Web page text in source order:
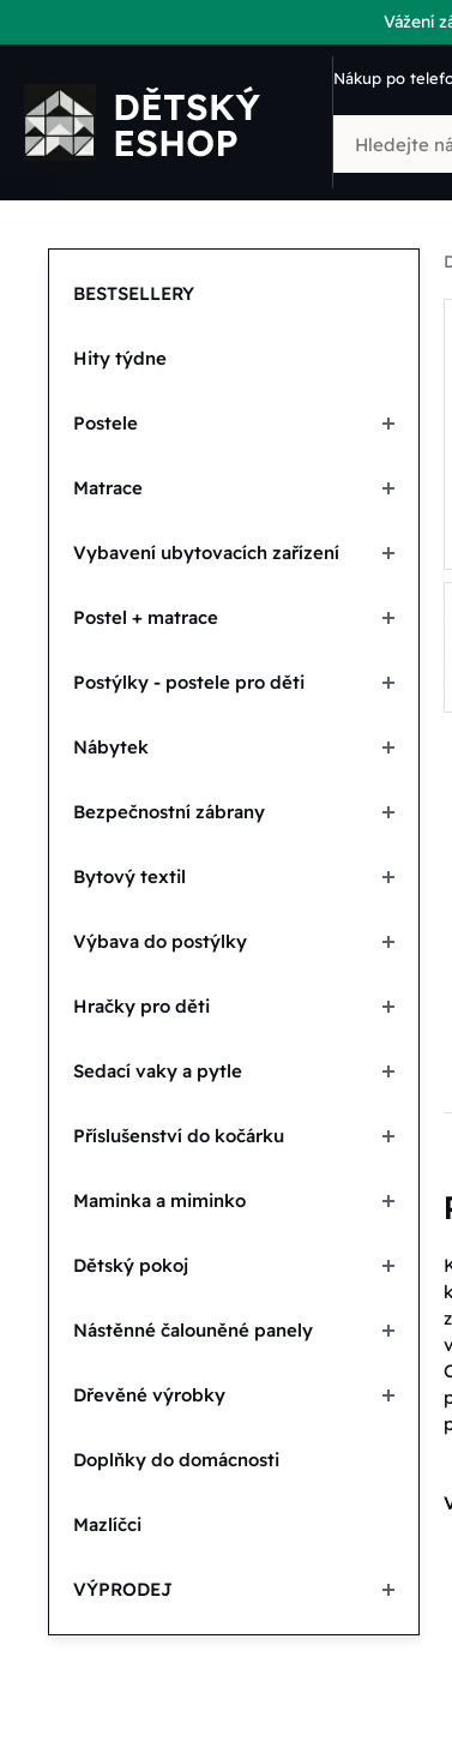
Vážení
Nákup po
BESTSELLERY
Hity týdne
Postele
Matrace
Vybavení ubytovacích zařízení
Postel + matrace
Postýlky - postele pro děti
Nábytek
Bezpečnostní zábrany
Bytový textil
Výbava do postýlky
Hračky pro děti
Sedací vaky a pytle
Příslušenství do kočárku
Maminka a miminko
Dětský pokoj
Nástěnné čalouněné panely
Dřevěné výrobky
Doplňky do domácnosti
Mazlíčci
VÝPRODEJ